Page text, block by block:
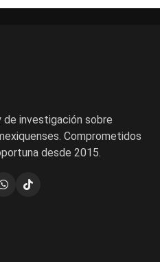
investigación sobre
Comprometidos
desde 2015.